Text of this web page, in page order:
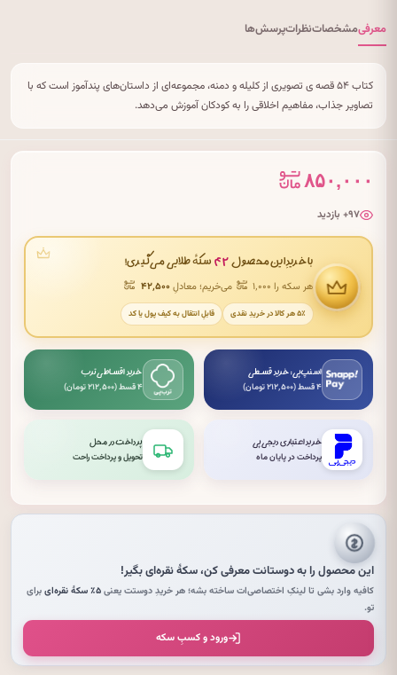
معرفیمشخصاتنظراتپرسش‌ها
کتاب ۵۴ قصه ی تصویری از کلیله و دمنه، مجموعه‌ای از داستان‌های پندآموز است که با
تصاویر جذاب، مفاهیم اخلاقی را به کودکان آموزش می‌دهد.
۸۵۰,۰۰۰
۹۷+ بازدید
با خریدِ این محصول ۴۲ سکهٔ طلایی می‌گیری!
هر سکه را ۱٬۰۰۰ می‌خریم؛ معادلِ۴۲٬۵۰۰
۵٪ هر کالا در خریدِ نقدی قابلِ انتقال به کیف پول یا کد
اسنپ‌پی: خرید قسطی
۴ قسط (۲۱۲٬۵۰۰ تومان)
خرید اقساطی ترب
۴ قسط (۲۱۲٬۵۰۰ تومان)
خرید اعتباری دیجی‌پی
پرداخت در پایان ماه
پرداخت در محل
تحویل و پرداخت راحت
این محصول را به دوستانت معرفی کن،سکهٔ نقره‌ایبگیر!
کافیه وارد بشی تا لینکِ اختصاصی‌ات ساخته بشه؛ هر خریدِ دوستت یعنی۵٪ سکهٔ نقره‌ای
برای
تو.
ورود و کسبِ سکه